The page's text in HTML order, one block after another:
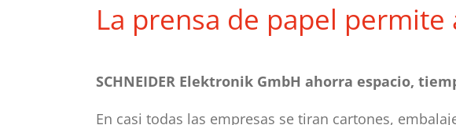
La prensa de papel
SCHNEIDER Elektronik GmbH ahorra espacio,
En casi todas las empresas se tiran cartones,